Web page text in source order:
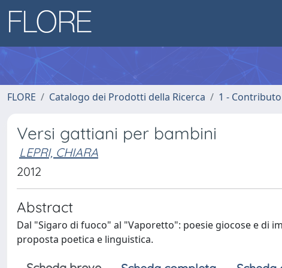
FLORE Catalogo dei Prodotti della Ricerca 1 -
Versi gattiani per bambini
LEPRI, CHIARA
2012
Abstract
Dal "Sigaro di fuoco" al "Vaporetto": poesie giocose e di
proposta poetica e linguistica.